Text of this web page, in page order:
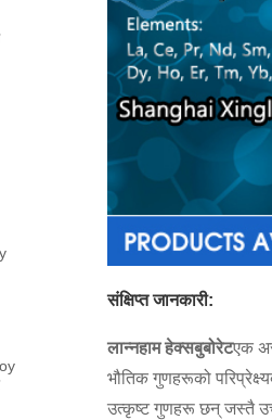
संक्षिप्त जानकारी:
लान्नहाम हेक्सबुबोरेटएक
भौतिक गुणहरूको
उत्कृष्ट गुणहरू छन् जस्तै